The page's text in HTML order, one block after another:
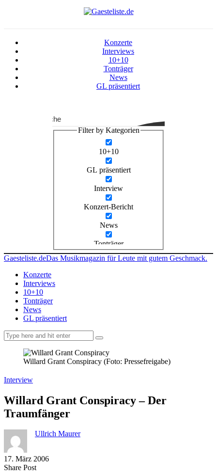
Konzerte
Interviews
10+10
Tonträger
News
GL präsentiert
Suche
Filter by Kategorien
10+10
GL präsentiert
Interview
Konzert-Bericht
News
Tonträger
Gaesteliste.deDas Musikmagazin für Leute mit gutem Geschmack.
Konzerte
Interviews
10+10
Tonträger
News
GL präsentiert
Willard Grant Conspiracy (Foto: Pressefreigabe)
Interview
Willard Grant Conspiracy – Der
Traumfänger
Ullrich Maurer
17. März 2006
Share PostShare
Copy
Send